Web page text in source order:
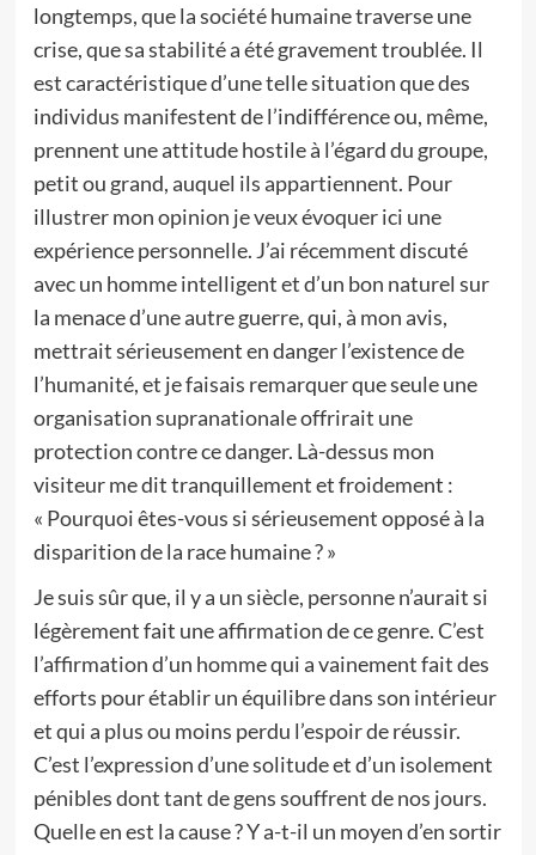
longtemps, que la société humaine traverse une
crise, que sa stabilité a été gravement troublée. Il
est caractéristique d’une telle situation que des
individus manifestent de l’indifférence ou, même,
prennent une attitude hostile à l’égard du groupe,
petit ou grand, auquel ils appartiennent. Pour
illustrer mon opinion je veux évoquer ici une
expérience personnelle. J’ai récemment discuté
avec un homme intelligent et d’un bon naturel sur
la menace d’une autre guerre, qui, à mon avis,
mettrait sérieusement en danger l’existence de
l’humanité, et je faisais remarquer que seule une
organisation supranationale offrirait une
protection contre ce danger. Là-dessus mon
visiteur me dit tranquillement et froidement :
« Pourquoi êtes-vous si sérieusement opposé à la
disparition de la race humaine ? »
Je suis sûr que, il y a un siècle, personne n’aurait si
légèrement fait une affirmation de ce genre. C’est
l’affirmation d’un homme qui a vainement fait des
efforts pour établir un équilibre dans son intérieur
et qui a plus ou moins perdu l’espoir de réussir.
C’est l’expression d’une solitude et d’un isolement
pénibles dont tant de gens souffrent de nos jours.
Quelle en est la cause ? Y a-t-il un moyen d’en sortir